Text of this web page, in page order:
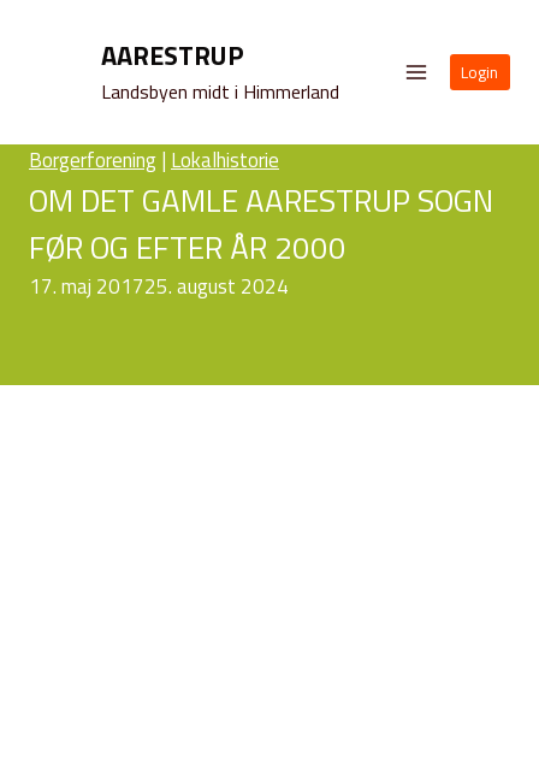
AARESTRUP
Landsbyen midt i Himmerland
Login
Borgerforening| Lokalhistorie
OM DET GAMLE AARESTRUP SOGN
FØR OG EFTER ÅR 2000
17. maj 201725. august 2024